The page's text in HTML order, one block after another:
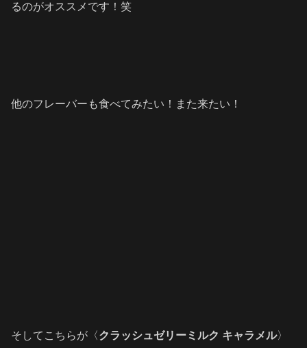
るのがオススメです！笑
他のフレーバーも食べてみたい！また来たい！
そしてこちらが〈クラッシュゼリーミルク キャラメル〉